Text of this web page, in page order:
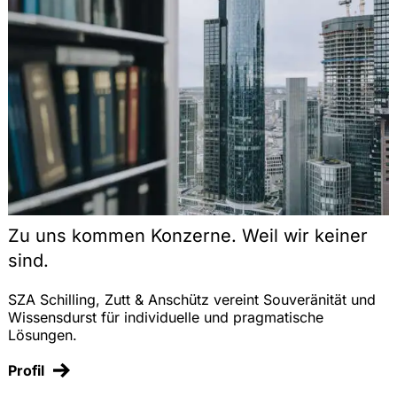
Zu uns kommen Konzerne. Weil wir keiner
sind.
SZA Schilling, Zutt & Anschütz vereint Souveränität und
Wissensdurst für individuelle und pragmatische
Lösungen.
Profil